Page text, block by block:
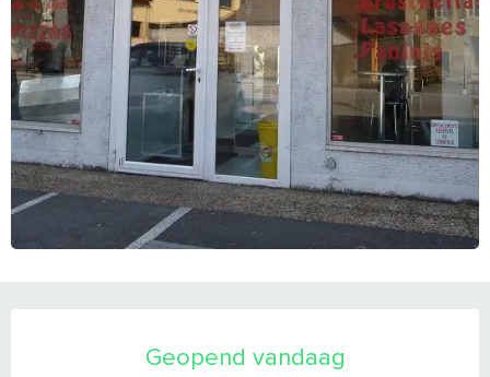
Geopend vandaag